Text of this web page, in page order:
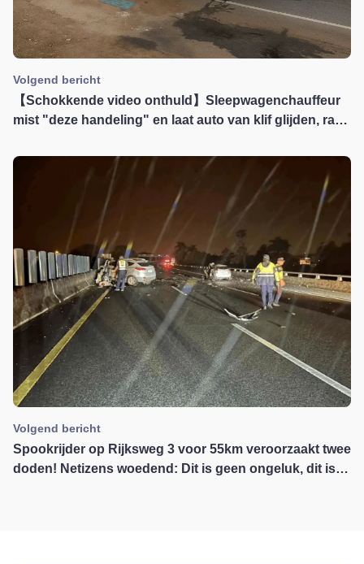
Volgend bericht
【Schokkende video onthuld】Sleepwagenchauffeur
mist "deze handeling" en laat auto van klif glijden, ramt
Volgend bericht
Spookrijder op Rijksweg 3 voor 55km veroorzaakt twee
doden! Netizens woedend: Dit is geen ongeluk, dit is